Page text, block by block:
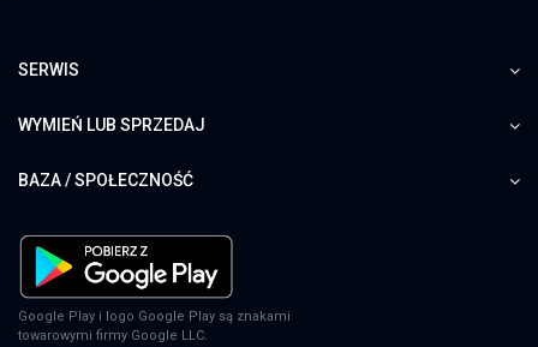
SERWIS
WYMIEŃ LUB SPRZEDAJ
BAZA / SPOŁECZNOŚĆ
Google Play i logo Google Play są znakami
towarowymi firmy Google LLC.